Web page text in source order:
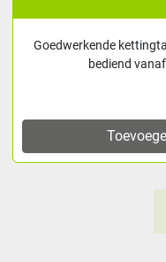
Goedwerkende
bediend